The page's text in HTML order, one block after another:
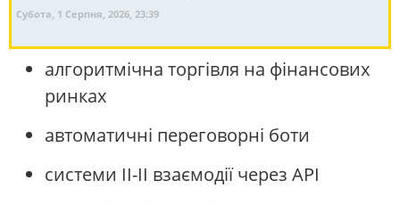
Субота, 1 Серпня, 2026, 23:39
алгоритмічна торгівля на фінансових
ринках
автоматичні переговорні боти
системи ІІ-ІІ взаємодії через API